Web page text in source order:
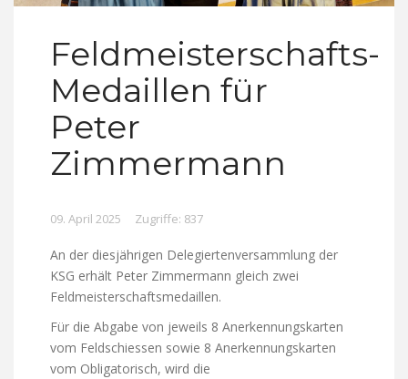
Feldmeisterschafts-
Medaillen für
Peter
Zimmermann
09. April 2025 Zugriffe: 837
An der diesjährigen Delegiertenversammlung der
KSG erhält Peter Zimmermann gleich zwei
Feldmeisterschaftsmedaillen.
Für die Abgabe von jeweils 8 Anerkennungskarten
vom Feldschiessen sowie 8 Anerkennungskarten
vom Obligatorisch, wird die